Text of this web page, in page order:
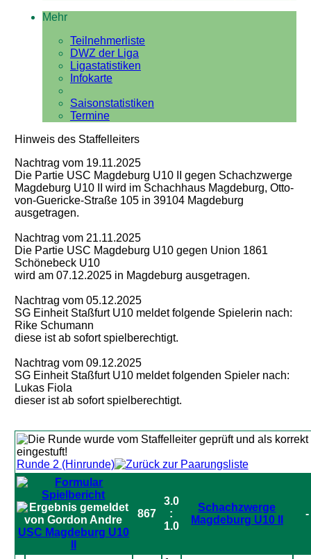
Mehr
Teilnehmerliste
DWZ der Liga
Ligastatistiken
Infokarte
Saisonstatistiken
Termine
Hinweis des Staffelleiters
Nachtrag vom 19.11.2025
Die Partie USC Magdeburg U10 II gegen Schachzwerge
Magdeburg U10 II wird im Schachhaus Magdeburg, Otto-
von-Guericke-Straße 105 in 39104 Magdeburg
ausgetragen.
Nachtrag vom 21.11.2025
Die Partie USC Magdeburg U10 gegen Union 1861
Schönebeck U10
wird am 07.12.2025 in Magdeburg ausgetragen.
Nachtrag vom 05.12.2025
SG Einheit Staßfurt U10 meldet folgende Spielerin nach:
Rike Schumann
diese ist ab sofort spielberechtigt.
Nachtrag vom 09.12.2025
SG Einheit Staßfurt U10 meldet folgenden Spieler nach:
Lukas Fiola
dieser ist ab sofort spielberechtigt.
Runde 2 (Hinrunde)
USC Magdeburg U10
867
3.0
:
1.0
Schachzwerge
Magdeburg U10 II
-